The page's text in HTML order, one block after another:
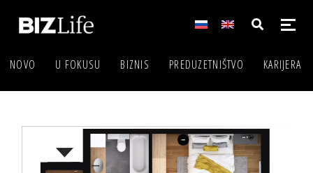
NOVO U FOKUSU BIZNIS PREDUZETNIŠTVO KARIJERA